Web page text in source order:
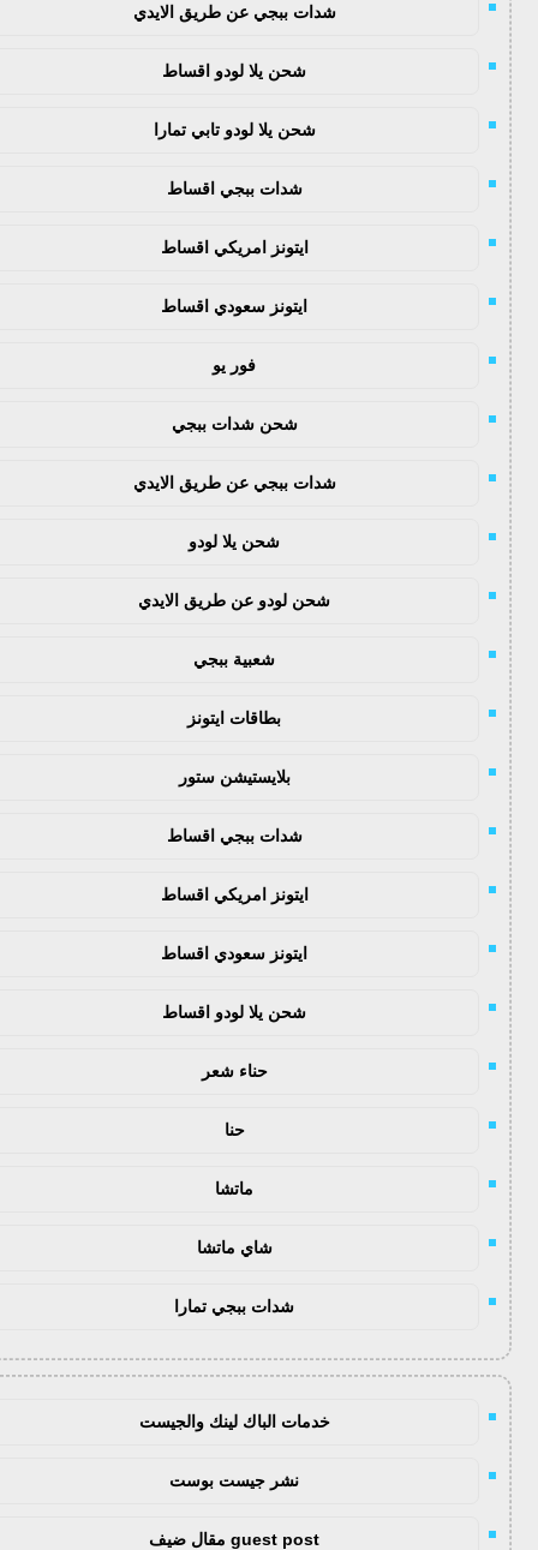
شدات ببجي عن طريق الايدي
شحن يلا لودو اقساط
شحن يلا لودو تابي تمارا
شدات ببجي اقساط
ايتونز امريكي اقساط
ايتونز سعودي اقساط
فور يو
شحن شدات ببجي
شدات ببجي عن طريق الايدي
شحن يلا لودو
شحن لودو عن طريق الايدي
شعبية ببجي
بطاقات ايتونز
بلايستيشن ستور
شدات ببجي اقساط
ايتونز امريكي اقساط
ايتونز سعودي اقساط
شحن يلا لودو اقساط
حناء شعر
حنا
ماتشا
شاي ماتشا
شدات ببجي تمارا
خدمات الباك لينك والجيست
نشر جيست بوست
guest post مقال ضيف